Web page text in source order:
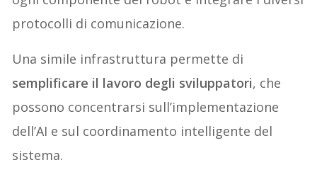
protocolli di comunicazione.
Una simile infrastruttura permette di
semplificare il lavoro degli sviluppatori, che
possono concentrarsi sull’implementazione
dell’AI e sul coordinamento intelligente del
sistema.